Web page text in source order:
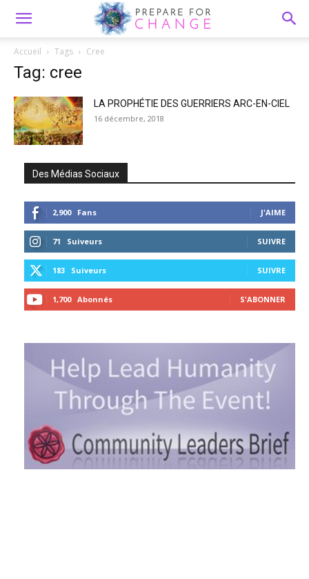
Accueil Tags Cree
Tag: cree
LA PROPHÉTIE DES GUERRIERS ARC-EN-CIEL
16 décembre, 2018
Des Médias Sociaux
2,900 Fans J'AIME
71 Suiveurs SUIVRE
183 Suiveurs SUIVRE
1,700 Abonnés S'ABONNER